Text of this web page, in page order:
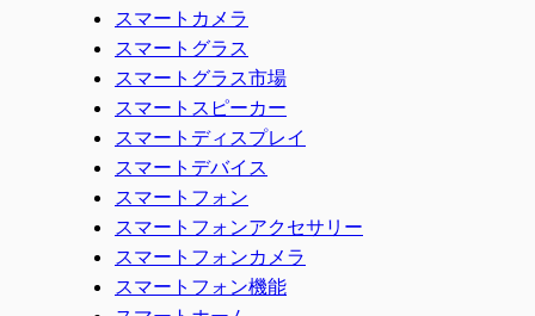
スマートカメラ
スマートグラス
スマートグラス市場
スマートスピーカー
スマートディスプレイ
スマートデバイス
スマートフォン
スマートフォンアクセサリー
スマートフォンカメラ
スマートフォン機能